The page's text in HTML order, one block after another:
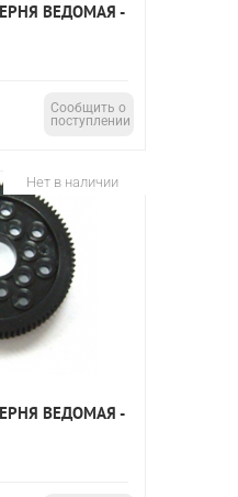
ВЕДОМАЯ -
Сообщить о
поступлении
Нет в наличии
ВЕДОМАЯ -